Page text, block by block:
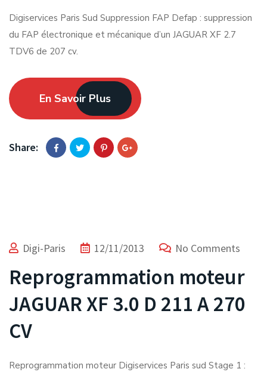
Digiservices Paris Sud Suppression FAP Defap : suppression
du FAP électronique et mécanique d’un JAGUAR XF 2.7
TDV6 de 207 cv.
En Savoir Plus
Share:
Digi-Paris 12/11/2013 No Comments
Reprogrammation moteur
JAGUAR XF 3.0 D 211 A 270
CV
Reprogrammation moteur Digiservices Paris sud Stage 1 :